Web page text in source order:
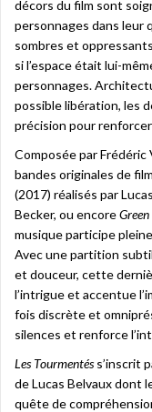
décors du film sont
personnages dans leur
sombres et
si l’espace était lui-
personnages.
possible libération, les
précision pour
Composée par
bandes originales de
(2017) réalisés par
Becker, ou encore
musique participe
Avec une partition
et douceur, cette
l’intrigue et accentue
fois discrète et
silences et renforce
Les Tourmentéss’inscrit
de Lucas Belvaux dont
quête de